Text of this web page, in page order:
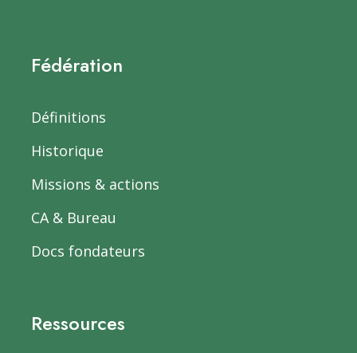
Fédération
Définitions
Historique
Missions & actions
CA & Bureau
Docs fondateurs
Ressources